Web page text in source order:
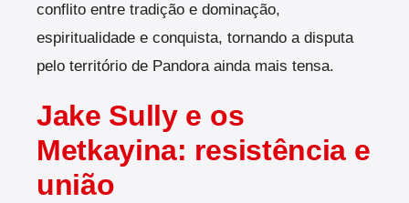
conflito entre tradição e dominação,
espiritualidade e conquista, tornando a disputa
pelo território de Pandora ainda mais tensa.
Jake Sully e os
Metkayina: resistência e
união